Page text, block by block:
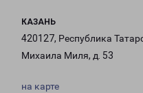
КАЗАНЬ
420127, Республика
Михаила Миля, д. 53
на карте